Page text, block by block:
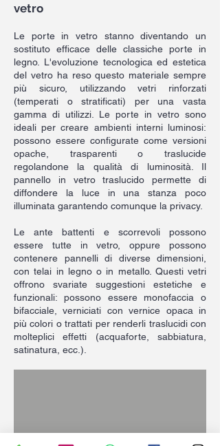
vetro
Le porte in vetro stanno diventando un
sostituto efficace delle classiche porte in
legno. L'evoluzione tecnologica ed estetica
del vetro ha reso questo materiale sempre
più sicuro, utilizzando vetri rinforzati
(temperati o stratificati) per una vasta
gamma di utilizzi. Le porte in vetro sono
ideali per creare ambienti interni luminosi:
possono essere configurate come versioni
opache, trasparenti o traslucide
regolandone la qualità di luminosità. Il
pannello in vetro traslucido permette di
diffondere la luce in una stanza poco
illuminata garantendo comunque la privacy.
Le ante battenti e scorrevoli possono
essere tutte in vetro, oppure possono
contenere pannelli di diverse dimensioni,
con telai in legno o in metallo. Questi vetri
offrono svariate suggestioni estetiche e
funzionali: possono essere monofaccia o
bifacciale, verniciati con vernice opaca in
più colori o trattati per renderli traslucidi con
molteplici effetti (acquaforte, sabbiatura,
satinatura, ecc.).